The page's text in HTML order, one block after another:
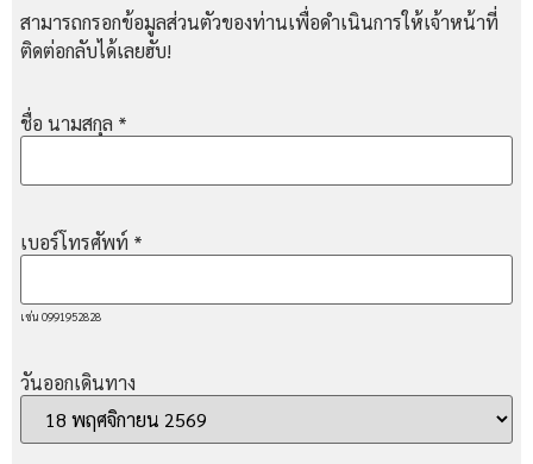
สามารถกรอกข้อมูลส่วนตัวของท่านเพื่อดำเนินการให้เจ้าหน้าที่
ติดต่อกลับได้เลยฮับ!
ชื่อ นามสกุล *
เบอร์โทรศัพท์ *
เช่น 0991952828
วันออกเดินทาง